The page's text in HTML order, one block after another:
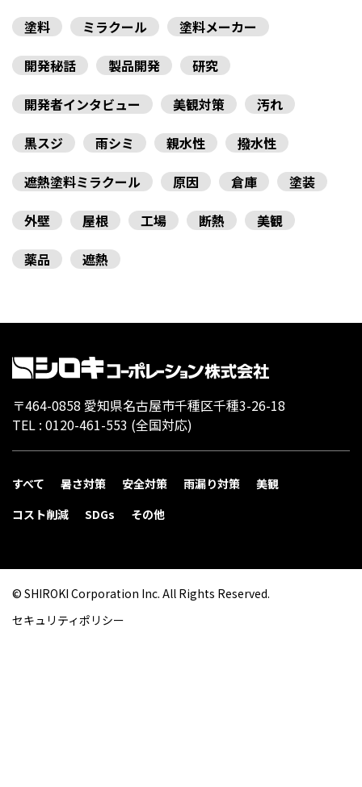
塗料
ミラクール
塗料メーカー
開発秘話
製品開発
研究
開発者インタビュー
美観対策
汚れ
黒スジ
雨シミ 親水性
撥水性
遮熱塗料ミラクール
原因 倉庫
塗装
外壁
屋根 工場 断熱
美観
薬品
遮熱
〒464-0858 愛知県名古屋市千種区千種3-26-18
TEL : 0120-461-553 (全国対応)
すべて 暑さ対策 安全対策 雨漏り対策
美観
コスト削減
SDGs その他
© SHIROKI Corporation Inc. All Rights Reserved.
セキュリティポリシー